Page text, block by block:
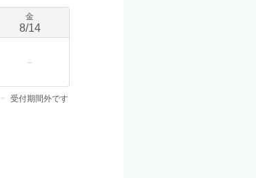
金
8/14
受付期間外です